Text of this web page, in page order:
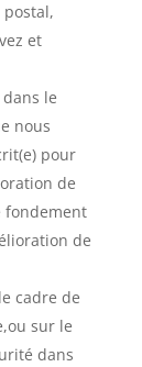
postal,
et
le
nous
pour
de
fondement
de
cadre de
sur le
dans